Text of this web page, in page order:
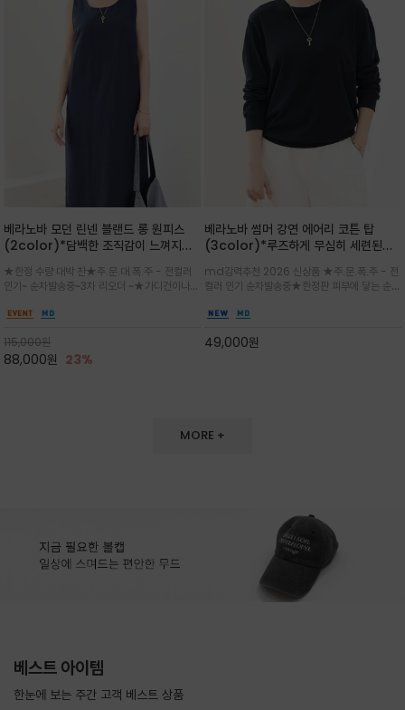
베라노바 모던 린넨 블랜드 롱 원피스
(2color)*담백한 조직감이 느껴지는
롱 원피스
★한정 수량 대박 찬★주.문.대.폭.주 - 전컬러
인기~ 순차발송중~3차 리오더 ~★가디건이나
도 손색이 없고,리조트룩까지 만능/답답하지 않
버하면서도 여리여리한 무
115,000원
88,000원 23%
베라노바 썸머 강연 에어리 코튼 탑
(3color)*루즈하게 무심히 세련된핏/
품은 시원함: 우수한 통기성
md강력추천 2026 신상품 ★주.문.폭.주 - 전
컬러 인기 순차발송중★한정판 피부에 닿는 순간
한 터치감~★여름에 오히려 이런티을 입으셔야
을 즐기실수 있습니다^^
49,000원
MORE +
베스트 아이템
한눈에 보는 주간 고객 베스트 상품